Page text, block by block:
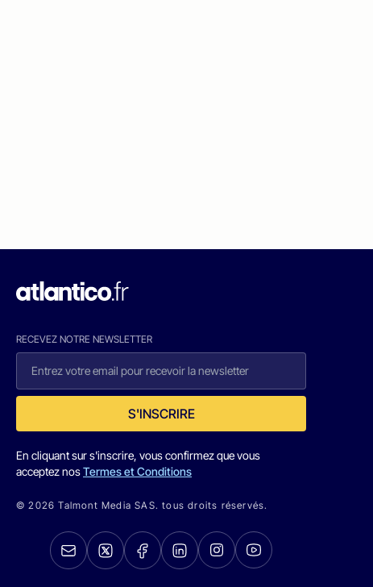
RECEVEZ NOTRE NEWSLETTER
S'INSCRIRE
En cliquant sur s'inscrire, vous confirmez que vous
acceptez nosTermes et Conditions
© 2026 Talmont Media SAS. tous droits réservés.